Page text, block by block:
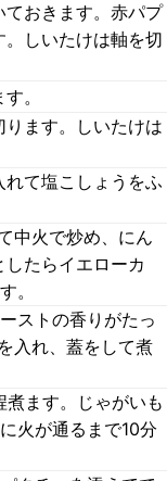
ておきます。赤パプ
しいたけは軸を切
。
ます。しいたけは
て塩こしょうをふ
中火で炒め、にん
たらイエローカ
。
ストの香りがたっ
入れ、蓋をして煮
ます。じゃがいも
火が通るまで10分